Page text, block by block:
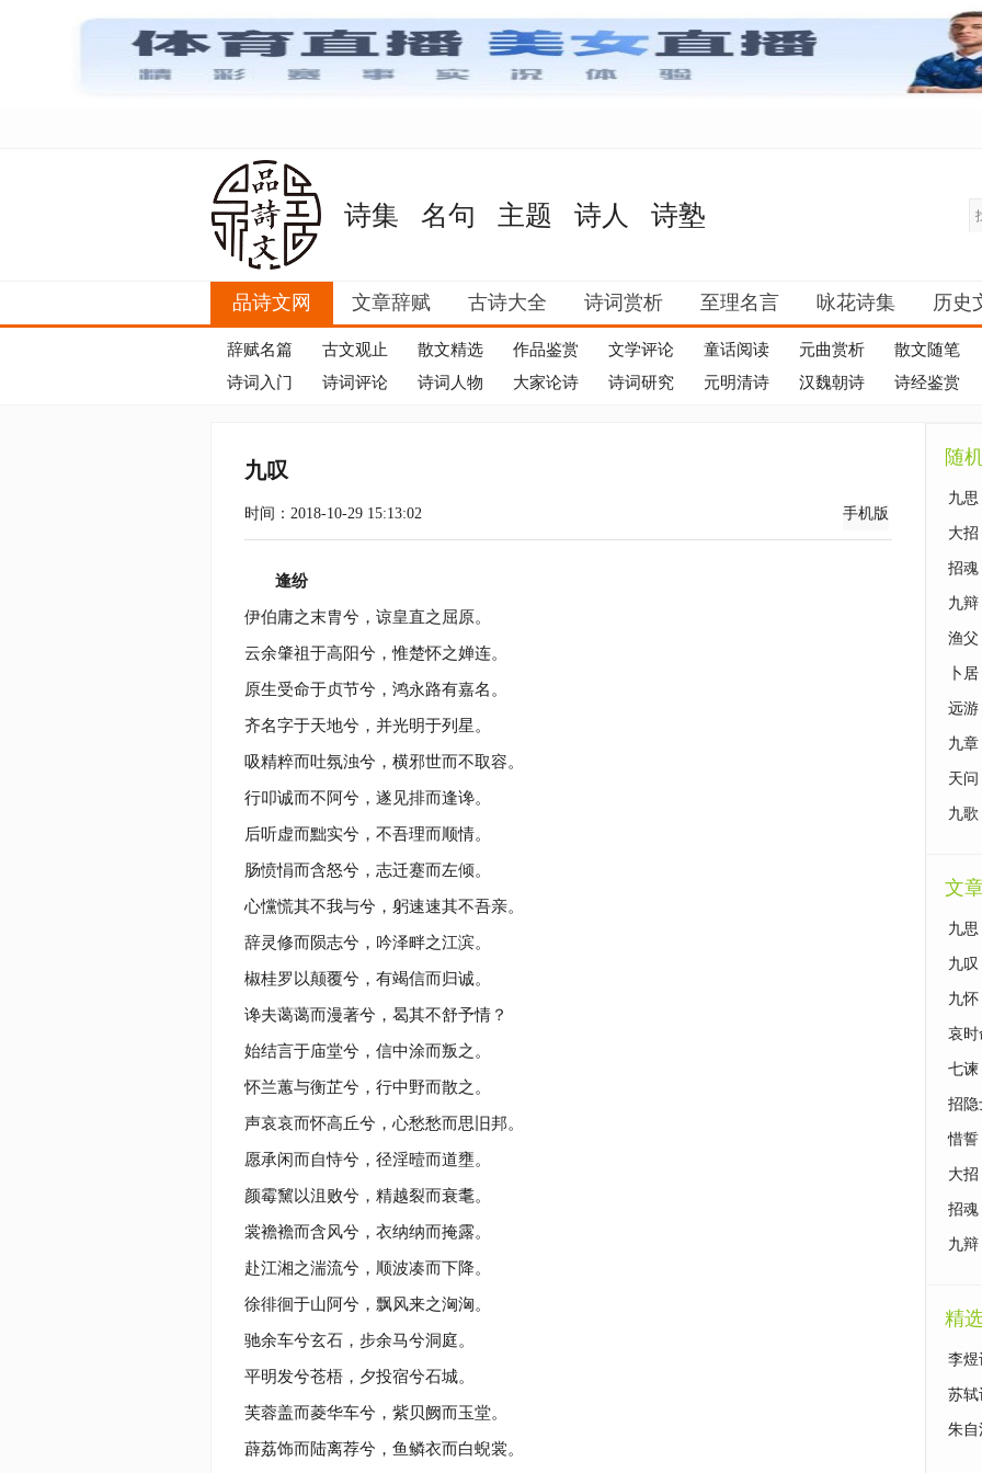
诗集 名句 主题 诗人 诗塾
品诗文网 文章辞赋 古诗大全 诗词赏析 至理名言 咏花诗集 历史
辞赋名篇 古文观止 散文精选 作品鉴赏 文学评论 童话阅读 元曲赏析
散文随笔
诗词入门
诗词评论 诗词人物 大家论诗 诗词研究 元明清诗 汉魏朝诗 诗经鉴赏
九叹
时间：2018-10-29 15:13:02 手机版
逢纷
伊伯庸之末胄兮，谅皇直之屈原。
云余肇祖于高阳兮，惟楚怀之婵连。
原生受命于贞节兮，鸿永路有嘉名。
齐名字于天地兮，并光明于列星。
吸精粹而吐氛浊兮，横邪世而不取容。
行叩诚而不阿兮，遂见排而逢谗。
后听虚而黜实兮，不吾理而顺情。
肠愤悁而含怒兮，志迁蹇而左倾。
心戃慌其不我与兮，躬速速其不吾亲。
辞灵修而陨志兮，吟泽畔之江滨。
椒桂罗以颠覆兮，有竭信而归诚。
谗夫蔼蔼而漫著兮，曷其不舒予情？
始结言于庙堂兮，信中涂而叛之。
怀兰蕙与衡芷兮，行中野而散之。
声哀哀而怀高丘兮，心愁愁而思旧邦。
愿承闲而自恃兮，径淫曀而道壅。
颜霉黧以沮败兮，精越裂而衰耄。
裳襜襜而含风兮，衣纳纳而掩露。
赴江湘之湍流兮，顺波凑而下降。
徐徘徊于山阿兮，飘风来之洶洶。
驰余车兮玄石，步余马兮洞庭。
平明发兮苍梧，夕投宿兮石城。
芙蓉盖而菱华车兮，紫贝阙而玉堂。
薜荔饰而陆离荐兮，鱼鳞衣而白蜺裳。
随
九思
大招
招魂
九辩
渔父
卜居
远游
九章
天问
九歌
文
九思
九叹
九怀
哀时
七谏
招隐
惜誓
大招
招魂
九辩
精
李煜
苏轼
朱自